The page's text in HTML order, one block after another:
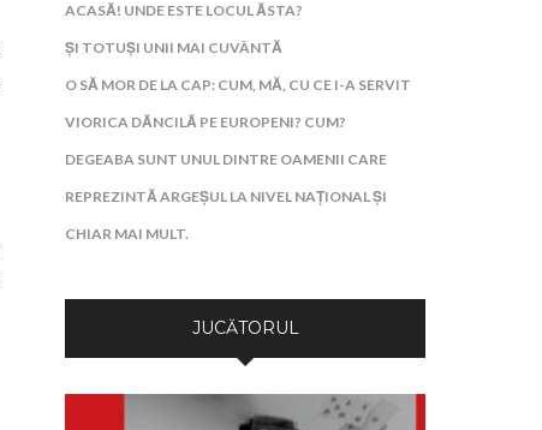
ACASĂ! UNDE ESTE LOCUL ĂSTA?
ȘI TOTUȘI UNII MAI CUVÂNTĂ
O SĂ MOR DE LA CAP: CUM, MĂ, CU CE I-A SERVIT
VIORICA DĂNCILĂ PE EUROPENI? CUM?
DEGEABA SUNT UNUL DINTRE OAMENII CARE
REPREZINTĂ ARGEȘUL LA NIVEL NAȚIONAL ȘI
CHIAR MAI MULT.
JUCĂTORUL